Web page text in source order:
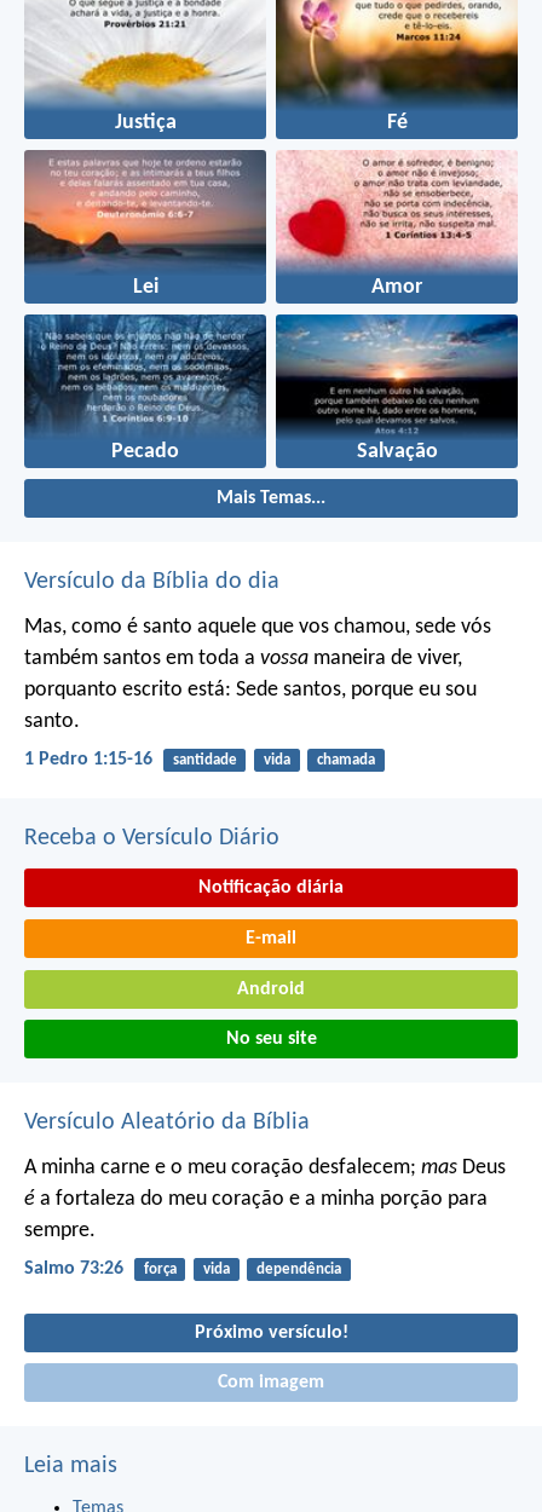
Justiça Fé
Lei Amor
Pecado Salvação
Mais Temas...
Versículo da Bíblia do dia
Mas, como é santo aquele que vos chamou, sede vós
também santos em toda a vossa maneira de viver,
porquanto escrito está: Sede santos, porque eu sou
santo.
1 Pedro 1:15-16 santidade vida chamada
Receba o Versículo Diário
Notificação diária
E-mail
Android
No seu site
Versículo Aleatório da Bíblia
A minha carne e o meu coração desfalecem; mas Deus
é a fortaleza do meu coração e a minha porção para
sempre.
Salmo 73:26 força vida dependência
Próximo versículo!
Com imagem
Leia mais